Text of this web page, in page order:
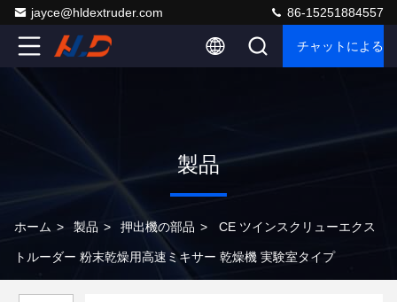
jayce@hldextruder.com 86-15251884557
チャットによる
製品
ホーム > 製品 > 押出機の部品 > CE ツインスクリューエクス
トルーダー 粉末乾燥用高速ミキサー 乾燥機 実験室タイプ